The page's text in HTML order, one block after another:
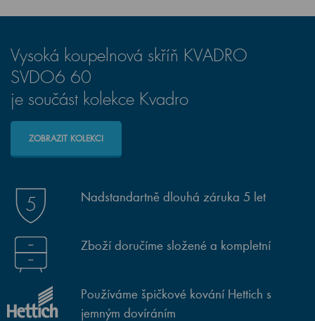
Vysoká koupelnová skříň KVADRO
SVDO6 60
je součást kolekce Kvadro
ZOBRAZIT KOLEKCI
Nadstandartně dlouhá záruka 5 let
Zboží doručíme složené a kompletní
Používáme špičkové kování Hettich s
jemným dovíráním